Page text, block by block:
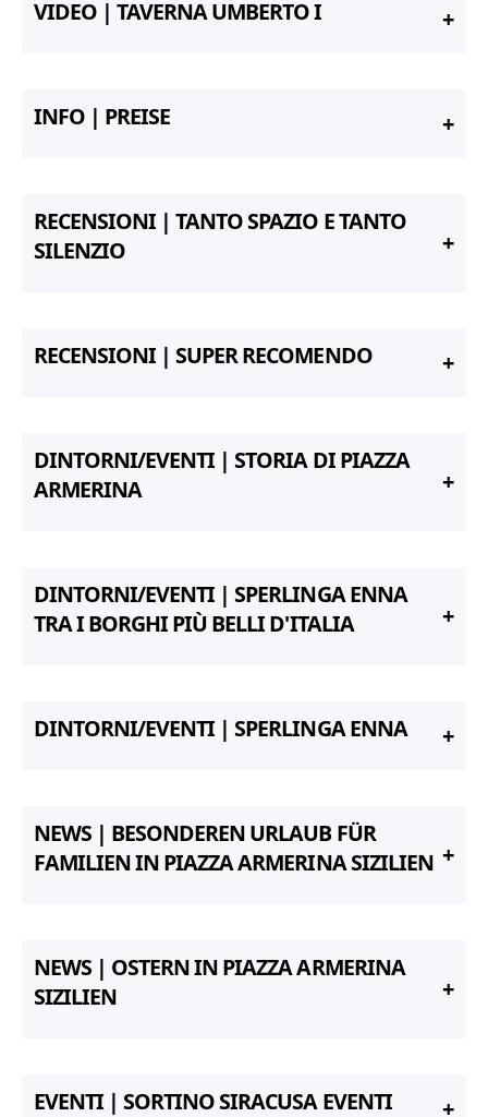
VIDEO | TAVERNA UMBERTO I
INFO | PREISE
RECENSIONI | TANTO SPAZIO E TANTO
SILENZIO
RECENSIONI | SUPER RECOMENDO
DINTORNI/EVENTI | STORIA DI PIAZZA
ARMERINA
DINTORNI/EVENTI | SPERLINGA ENNA
TRA I BORGHI PIÙ BELLI D'ITALIA
DINTORNI/EVENTI | SPERLINGA ENNA
NEWS | BESONDEREN URLAUB FÜR
FAMILIEN IN PIAZZA ARMERINA SIZILIEN
NEWS | OSTERN IN PIAZZA ARMERINA
SIZILIEN
EVENTI | SORTINO SIRACUSA EVENTI